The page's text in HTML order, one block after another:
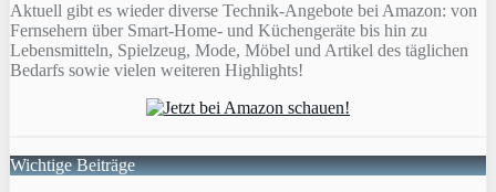
Aktuell gibt es wieder diverse Technik-Angebote bei Amazon: von
Fernsehern über Smart-Home- und Küchengeräte bis hin zu
Lebensmitteln, Spielzeug, Mode, Möbel und Artikel des täglichen
Bedarfs sowie vielen weiteren Highlights!
Wichtige Beiträge